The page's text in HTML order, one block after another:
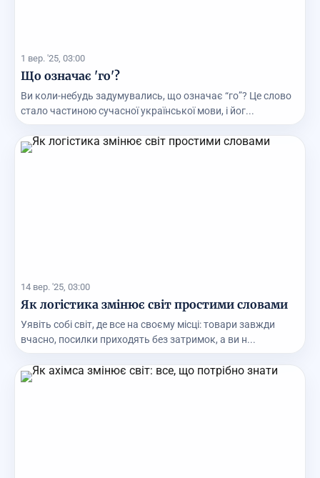
1 вер. '25, 03:00
Що означає 'го'?
Ви коли-небудь задумувались, що означає “го”? Це слово
стало частиною сучасної української мови, і йог...
14 вер. '25, 03:00
Як логістика змінює світ простими словами
Уявіть собі світ, де все на своєму місці: товари завжди
вчасно, посилки приходять без затримок, а ви н...